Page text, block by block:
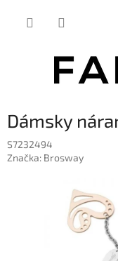
Dámsky
S7232494
Značka: Brosway